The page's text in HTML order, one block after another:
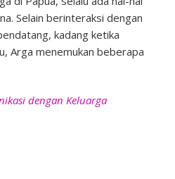
Selain berinteraksi dengan
kadang ketika
Arga menemukan beberapa
dengan Keluarga